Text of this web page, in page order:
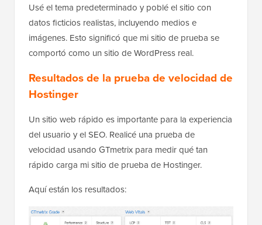
Usé el tema predeterminado y poblé el sitio con
datos ficticios realistas, incluyendo medios e
imágenes. Esto significó que mi sitio de prueba se
comportó como un sitio de WordPress real.
Resultados de la prueba de velocidad de
Hostinger
Un sitio web rápido es importante para la experiencia
del usuario y el SEO. Realicé una prueba de
velocidad usando GTmetrix para medir qué tan
rápido carga mi sitio de prueba de Hostinger.
Aquí están los resultados: